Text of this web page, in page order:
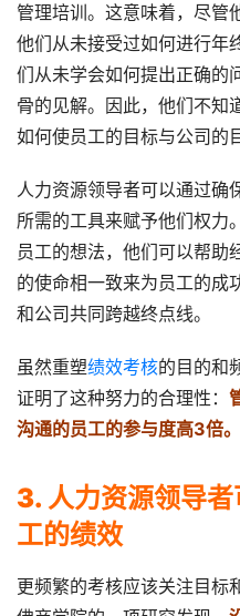
管理培训。这意味着，尽管
他们从未接受过如何进行年
们从未学会如何提出正确的
骨的见解。因此，他们不知
如何使员工的目标与公司的
人力资源领导者可以通过确
所需的工具来赋予他们权力
员工的想法，他们可以帮助
的使命相一致来为员工的成
和公司共同跨越终点线。
虽然重塑绩效考核的目的和
证明了这种努力的合理性：
沟通的员工的参与度高3倍。
3. 人力资源领导
工的绩效
更频繁的考核应该关注目标